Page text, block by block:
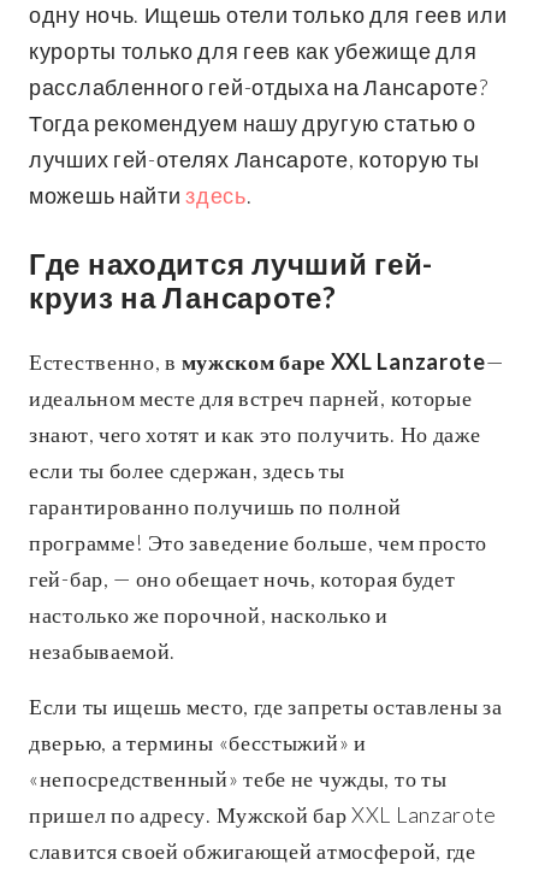
одну ночь. Ищешь отели только для геев или
курорты только для геев как убежище для
расслабленного гей-отдыха на Лансароте?
Тогда рекомендуем нашу другую статью о
лучших гей-отелях Лансароте, которую ты
можешь найтиздесь.
Где находится лучший гей-
круиз на Лансароте?
Естественно, в мужском баре XXL Lanzarote—
идеальном месте для встреч парней, которые
знают, чего хотят и как это получить. Но даже
если ты более сдержан, здесь ты
гарантированно получишь по полной
программе! Это заведение больше, чем просто
гей-бар, — оно обещает ночь, которая будет
настолько же порочной, насколько и
незабываемой.
Если ты ищешь место, где запреты оставлены за
дверью, а термины «бесстыжий» и
«непосредственный» тебе не чужды, то ты
пришел по адресу. Мужской бар XXL Lanzarote
славится своей обжигающей атмосферой, где